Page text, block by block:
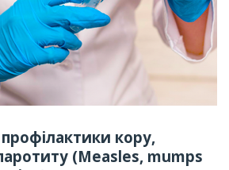
кору,
(Measles, mumps